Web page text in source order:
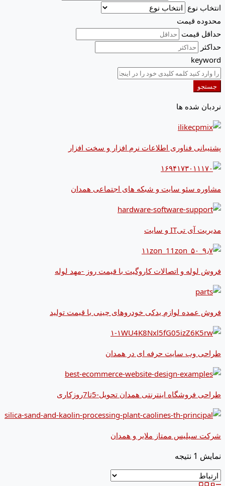
انتخاب نوع
محدوده قیمت
حداقل قیمت
حداکثر
keyword
جستجو
نردبان شده ها
پشتیبانی فناوری اطلاعات نرم افزار و سخت افزار
مشاوره سئو سایت و شبکه های اجتماعی همدان
مدیریت آی تیIT و سایت
فروش لوله و اتصالات کاروگیت با قیمت روز -مهد لوله
فروش عمده لوازم یدکی خودروهای چینی با قیمت تولید
طراحی وب سایت حرفه ای در همدان
طراحی فروشگاه اینترنتی همدان تحویل-5تا7روزکاری
شرکت سیلیس ممتاز ملایر و همدان
نمایش 1 نتیجه